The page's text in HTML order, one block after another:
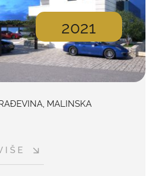
2021
MALINSKA